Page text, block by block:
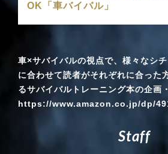
OK「車バイバル」
車×サバイバルの視点で、様々なシ
に合わせて読者がそれぞれに合った
るサバイバルトレーニング本の企画
https://www.amazon.co.jp/dp/
Staff